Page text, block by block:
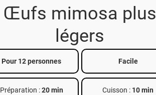
Œufs mimosa plus
légers
Pour 12 personnes Facile
Préparation :20 min Cuisson : 10 min